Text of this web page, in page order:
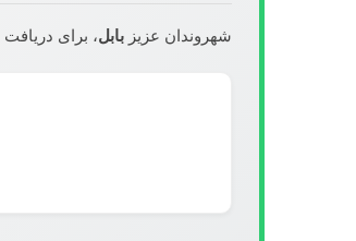
شهروندان عزیز بابل، برای